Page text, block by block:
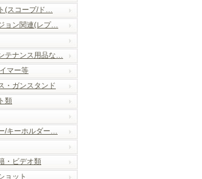
(スコープ/ド…
ョン関連(レプ…
テナンス用品な…
マー等
・ガンスタンド
類
/キーホルダー…
・ビデオ類
ョット